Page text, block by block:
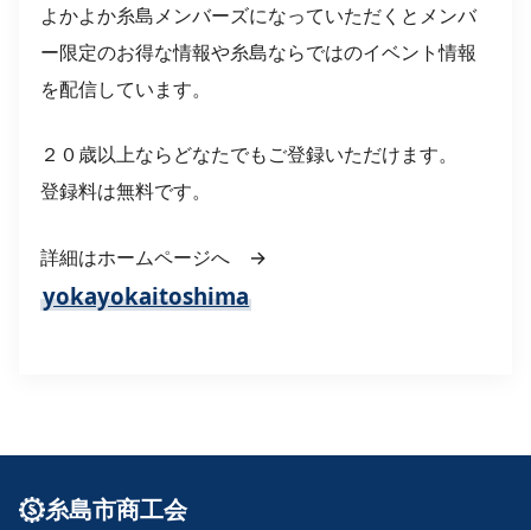
よかよか糸島メンバーズになっていただくとメンバ
ー限定のお得な情報や糸島ならではのイベント情報
を配信しています。
２０歳以上ならどなたでもご登録いただけます。
登録料は無料です。
詳細はホームページへ →
yokayokaitoshima
糸島市商工会